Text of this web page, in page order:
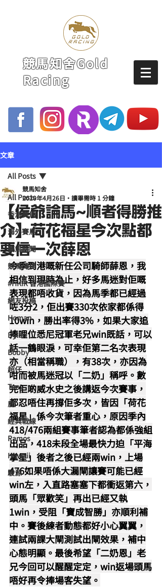
競馬知舍Gold
Racing
文章
All Posts
香港賽馬
海外賽馬
賽馬新聞
競馬磚提
#HKIR 香港國際賽
網友投稿
Homan
Dylan
Bobby
超仔
Tony
鹿
經典戰線
Ramos
Hawaii
駿源
All Posts
【侯爺論馬~順者得勝推
介】荷花福星今次點都
要信一次薛恩
競馬知舍
2020年4月26日
讀畢需時 1 分鐘
今季到港嘅新任公司騎師薛恩，我
相信到現時為止，好多馬迷對佢嘅
表現都唔收貨，因為馬季都已經過
咗3分2，佢出賽330次依家都係得
10win，勝出率得3%，如果大家追
捧哩位悉尼冠軍老兄win既話，可以
話一鶴眼淚，可幸佢第二名次表現
亦（相當稱職），有38次，亦因為
咁而被馬迷冠以「二奶」稱呼。數
完佢啲威水史之後講返今次賽事，
都忍唔住再撐佢多次，皆因「荷花
福星」係今次筆者重心，原因季內
418/476兩組賽事筆者認為都係強組
出品，418未段全場最快力迫「平海
掌星」後者之後已經兩win，上場
476如果唔係大漏閘讓賽可能已經
win左，入直路塞塞下都衝返第六，
頭馬「眾歡笑」再出已經又執
1win，受阻「寶成智勝」亦順利補
中。賽後練者動態都好小心翼翼，
連試兩課大閘測試出閘效果，補中
心態明顯。最後希望「二奶恩」老
兄今回可以醒醒定定，win返場頭馬
唔好再令捧場客失望。